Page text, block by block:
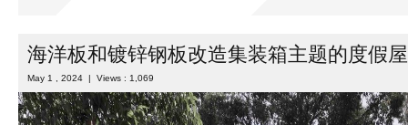
海洋板和镀锌钢板改造集装箱主题的度假
May 1 , 2024 | Views : 1,069